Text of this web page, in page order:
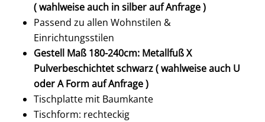
( wahlweise auch in silber auf Anfrage )
Passend zu allen Wohnstilen &
Einrichtungsstilen
Gestell Maß 180-240cm: Metallfuß X
Pulverbeschichtet schwarz ( wahlweise auch U
oder A Form auf Anfrage )
Tischplatte mit Baumkante
Tischform: rechteckig